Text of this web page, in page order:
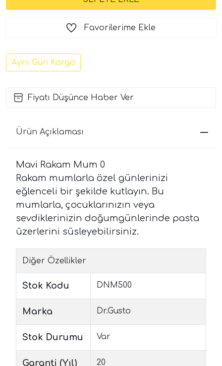
Favorilerime Ekle
Aynı Gün Kargo
Fiyatı Düşünce Haber Ver
Ürün Açıklaması
Mavi Rakam Mum 0
Rakam mumlarla özel günlerinizi
eğlenceli bir şekilde kutlayın. Bu
mumlarla, çocuklarınızın veya
sevdiklerinizin doğumgünlerinde pasta
üzerlerini süsleyebilirsiniz.
Diğer Özellikler
Stok Kodu DNM500
Marka Dr.Gusto
Stok Durumu Var
Garanti (Yıl) 20